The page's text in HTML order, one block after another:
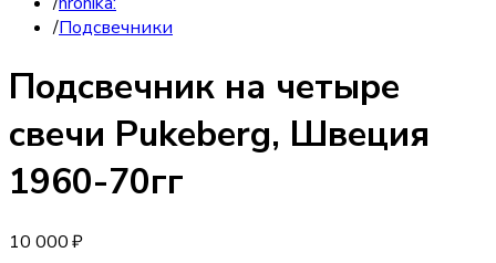
/Подсвечники
Подсвечник на четыре
свечи Pukeberg, Швеция
1960-70гг
10 000 ₽